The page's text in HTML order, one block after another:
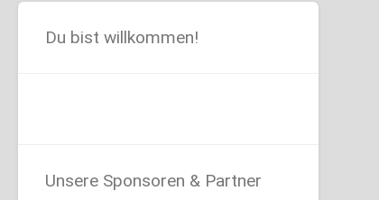
Du bist willkommen!
Unsere Sponsoren & Partner